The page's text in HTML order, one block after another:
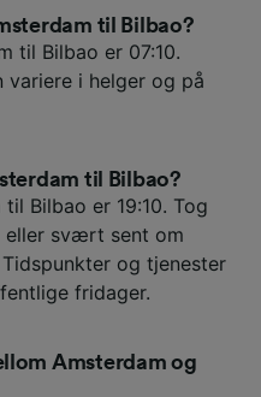
til Bilbao?
til Bilbao er 07:10.
variere i helger og på
til Bilbao?
Bilbao er 19:10. Tog
eller svært sent om
og tjenester
fridager.
Amsterdam og